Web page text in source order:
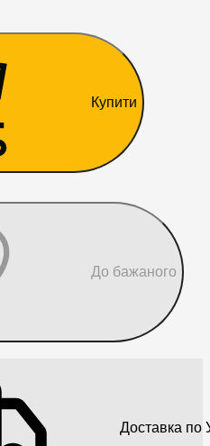
Купити
До бажаного
Доставка по